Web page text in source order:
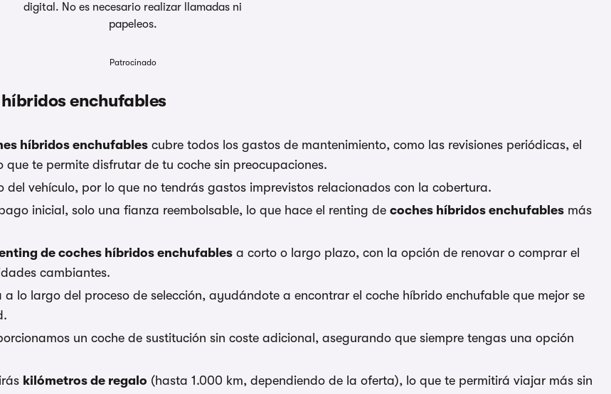
digital. No es necesario realizar llamadas ni
papeleos.
Patrocinado
enchufables
híbridos enchufables cubre todos los gastos de mantenimiento, como las revisiones periódicas, el
te permite disfrutar de tu coche sin preocupaciones.
del vehículo, por lo que no tendrás gastos imprevistos relacionados con la cobertura.
inicial, solo una fianza reembolsable, lo que hace el renting de coches híbridos enchufables más
de coches híbridos enchufables a corto o largo plazo, con la opción de renovar o comprar el
cambiantes.
a lo largo del proceso de selección, ayudándote a encontrar el coche híbrido enchufable que mejor se
un coche de sustitución sin coste adicional, asegurando que siempre tengas una opción
kilómetros de regalo (hasta 1.000 km, dependiendo de la oferta), lo que te permitirá viajar más sin